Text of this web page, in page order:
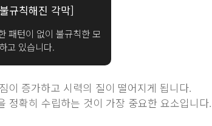
규칙해진 각막]
패턴이 없이 불규칙한 모
고 있습니다.
이 증가하고 시력의 질이 떨어지게 됩니다.
정확히 수립하는 것이 가장 중요한 요소입니다.